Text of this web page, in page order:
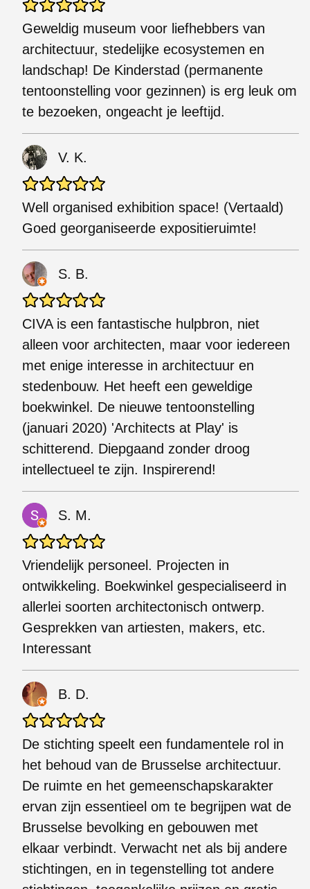
Geweldig museum voor liefhebbers van
architectuur, stedelijke ecosystemen en
landschap! De Kinderstad (permanente
tentoonstelling voor gezinnen) is erg leuk om
te bezoeken, ongeacht je leeftijd.
V. K.
Well organised exhibition space! (Vertaald)
Goed georganiseerde expositieruimte!
S. B.
CIVA is een fantastische hulpbron, niet
alleen voor architecten, maar voor iedereen
met enige interesse in architectuur en
stedenbouw. Het heeft een geweldige
boekwinkel. De nieuwe tentoonstelling
(januari 2020) 'Architects at Play' is
schitterend. Diepgaand zonder droog
intellectueel te zijn. Inspirerend!
S. M.
Vriendelijk personeel. Projecten in
ontwikkeling. Boekwinkel gespecialiseerd in
allerlei soorten architectonisch ontwerp.
Gesprekken van artiesten, makers, etc.
Interessant
B. D.
De stichting speelt een fundamentele rol in
het behoud van de Brusselse architectuur.
De ruimte en het gemeenschapskarakter
ervan zijn essentieel om te begrijpen wat de
Brusselse bevolking en gebouwen met
elkaar verbindt. Verwacht net als bij andere
stichtingen, en in tegenstelling tot andere